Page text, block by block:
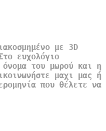
με 3D
ευχολόγιο
όνομα του μωρού και η
μαχι μας ή
που θέλετε να